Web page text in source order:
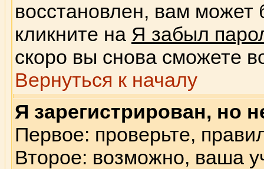
восстановлен, вам может
кликните на Я забыл
скоро вы снова сможете
Вернуться к началу
Я зарегистрирован, но
Первое: проверьте,
Второе: возможно, ваша